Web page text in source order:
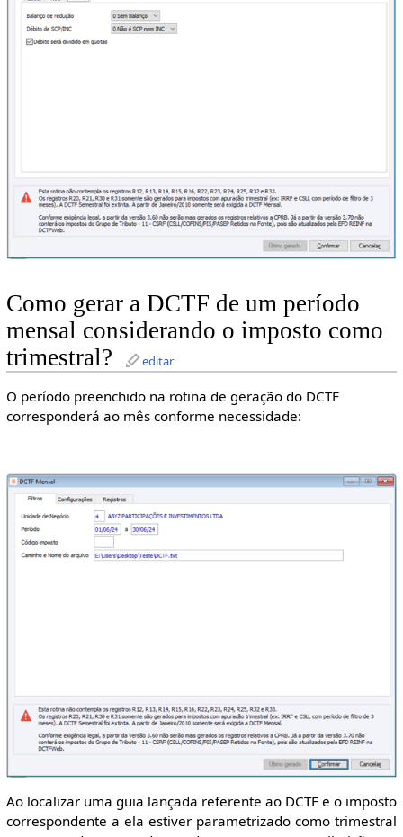
Como gerar a DCTF de um período
mensal considerando o imposto como
trimestral?
editar
O período preenchido na rotina de geração do DCTF
corresponderá ao mês conforme necessidade:
Ao localizar uma guia lançada referente ao DCTF e o imposto
correspondente a ela estiver parametrizado como trimestral